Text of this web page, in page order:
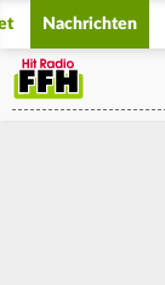
Nachrichten